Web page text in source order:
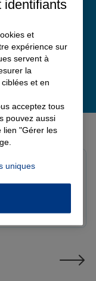
Allianz
identifiants
et
expérience sur
servent à
la
et en
acceptez tous
pouvez aussi
lien "Gérer les
uniques